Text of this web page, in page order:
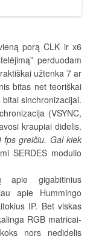
porą CLK ir x6
perduodam
užtenka 7 ar
bitas net teoriškai
sinchronizacijai.
(VSYNC,
kraupiai didelis.
fps greičiu. Gal kiek
SERDES modulio
apie gigabitinius
apie Hummingo
IP. Bet viskas
RGB matricai-
nors nedidelis